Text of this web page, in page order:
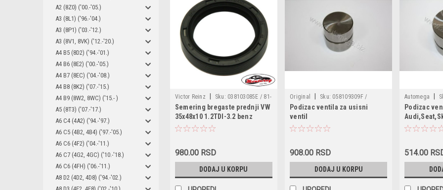
A2 (8Z0) ('00.-'05.)
A3 (8L1) ('96.-'04.)
A3 (8P1) ('03.-'12.)
A3 (8V1, 8VK) ('12.-'20.)
A4 B5 (8D2) ('94.-'01.)
A4 B6 (8E2) ('00.-'05.)
A4 B7 (8EC) ('04.-'08.)
A4 B8 (8K2) ('07.-'15.)
A4 B9 (8W2, 8WC) ('15.- )
A5 (8T3) ('07.-'17.)
A6 C4 (4A2) ('94.-'97.)
A6 C5 (4B2, 4B4) ('97.-'05.)
A6 C6 (4F2) ('04.-'11.)
A6 C7 (4G2, 4GC) ('10.-'18.)
A6 C6 (4FH) ('06.-'11.)
A8 D2 (4D2, 4D8) ('94.-'02.)
Victor Reinz Sku: 038103085E / 81-
34366-00 / 32471 / 20026412B / 81-
34366-00 / 155.560 / 155560 /
15083100 / NA5106 / 68000666AA /
Semering bregaste prednji VW
35x48x10 1.2TDI-3.2 benz
980.00 RSD
DODAJ U KORPU
Original Sku: 058109309F /
130043910
Podizac ventila za usisni
ventil
908.00 RSD
DODAJ U KORPU
Automega
130043810
Podizac
514.00